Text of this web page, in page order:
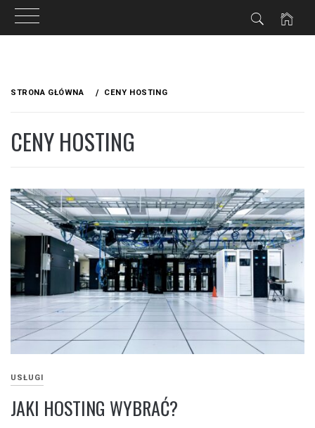
STRONA GŁÓWNA CENY HOSTING
CENY HOSTING
USŁUGI
JAKI HOSTING WYBRAĆ?